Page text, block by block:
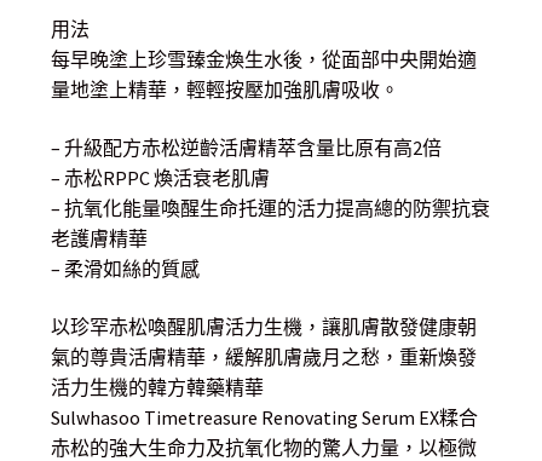
用法
每早晚塗上珍雪臻金煥生水後，從面部中央開始適
量地塗上精華，輕輕按壓加強肌膚吸收。
– 升級配方赤松逆齡活膚精萃含量比原有高2倍
– 赤松RPPC 煥活衰老肌膚
– 抗氧化能量喚醒生命托運的活力提高總的防禦抗衰
老護膚精華
– 柔滑如絲的質感
以珍罕赤松喚醒肌膚活力生機，讓肌膚散發健康朝
氣的尊貴活膚精華，緩解肌膚歲月之愁，重新煥發
活力生機的韓方韓藥精華
Sulwhasoo Timetreasure Renovating Serum EX糅合
赤松的強大生命力及抗氧化物的驚人力量，以極微